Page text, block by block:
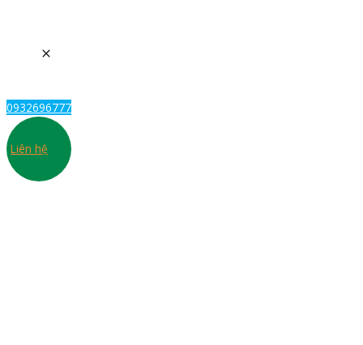
0932696777
Liên hệ